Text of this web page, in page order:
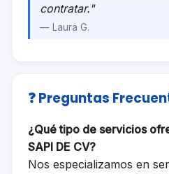
contratar."
— Laura G.
❓ Preguntas
¿Qué tipo de servicios
SAPI DE CV?
Nos especializamos en